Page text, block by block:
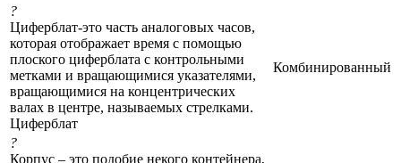
?
Циферблат-это часть аналоговых часов,
которая отображает время с помощью
плоского циферблата с контрольными
метками и вращающимися указателями,
вращающимися на концентрических
валах в центре, называемых стрелками.
Циферблат
Комбинированный
?
Корпус – это подобие некого контейнера,